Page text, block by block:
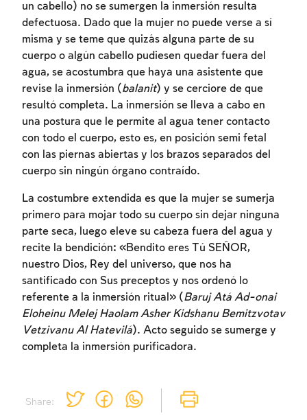
Share:
un cabello) no se sumergen la inmersión resulta
defectuosa. Dado que la mujer no puede verse a sí
misma y se teme que quizás alguna parte de su
cuerpo o algún cabello pudiesen quedar fuera del
agua, se acostumbra que haya una asistente que
revise la inmersión (balanit) y se cerciore de que
resultó completa. La inmersión se lleva a cabo en
una postura que le permite al agua tener contacto
con todo el cuerpo, esto es, en posición semi fetal
con las piernas abiertas y los brazos separados del
cuerpo sin ningún órgano contraído.
La costumbre extendida es que la mujer se sumerja
primero para mojar todo su cuerpo sin dejar ninguna
parte seca, luego eleve su cabeza fuera del agua y
recite la bendición: «Bendito eres Tú SEÑOR,
nuestro Dios, Rey del universo, que nos ha
santificado con Sus preceptos y nos ordenó lo
referente a la inmersión ritual» (Baruj Atá Ad-onai
Eloheinu Melej Haolam Asher Kidshanu Bemitzvotav
Vetzivanu Al Hatevilá). Acto seguido se sumerge y
completa la inmersión purificadora.
Inscripcion requerida
Para marcar lo estudiado debe conectarse
a su cuenta o inscribirse.
Inscripcion Conectarse